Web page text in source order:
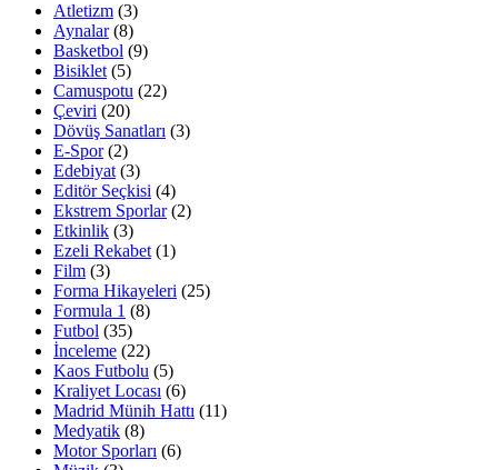
Atletizm (3)
Aynalar(8)
Basketbol (9)
Bisiklet (5)
Camuspotu (22)
Çeviri (20)
Dövüş Sanatları (3)
E-Spor(2)
Edebiyat (3)
Editör Seçkisi (4)
Ekstrem Sporlar(2)
Etkinlik (3)
Ezeli Rekabet (1)
Film (3)
Forma Hikayeleri (25)
Formula 1 (8)
Futbol (35)
İnceleme (22)
Kaos Futbolu (5)
Kraliyet Locası (6)
Madrid Münih Hattı (11)
Medyatik (8)
Motor Sporları (6)